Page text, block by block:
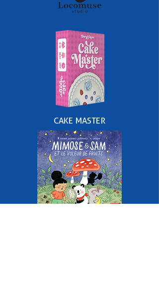
CAKE MASTER